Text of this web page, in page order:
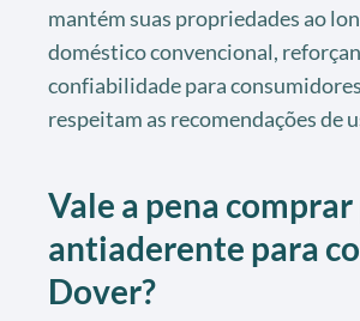
mantém suas propriedades ao
doméstico convencional,
confiabilidade para
respeitam as recomendações de
Vale a pena
antiaderente para
Dover?